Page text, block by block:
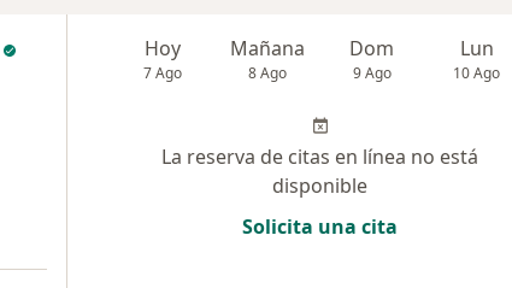
Hoy
7 Ago
Mañana
8 Ago
Dom
9 Ago
Lun
10 Ago
La reserva de citas en línea no está
disponible
Solicita una cita